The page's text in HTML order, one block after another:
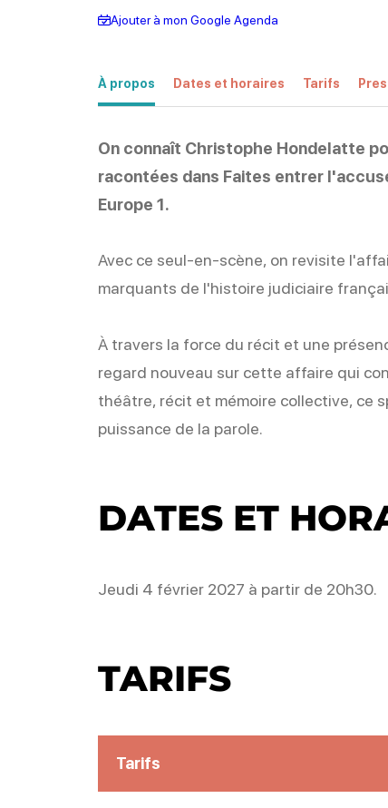
Ajouter à mon Google Agenda
À propos Dates et horaires Tarifs
On connaît Christophe Hondelatte
racontées dans Faites entrer
Europe 1.
Avec ce seul-en-scène, on revisite
marquants de l'histoire judiciaire
À travers la force du récit et une
regard nouveau sur cette affaire qui
théâtre, récit et mémoire collective, ce
puissance de la parole.
DATES ET
Jeudi 4 février 2027 à partir de 20h30.
TARIFS
Tarifs